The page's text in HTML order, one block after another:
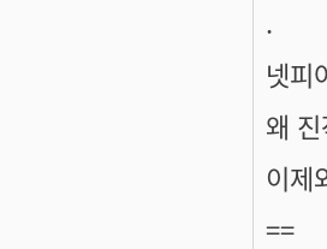
.
넷피
왜
이제
==